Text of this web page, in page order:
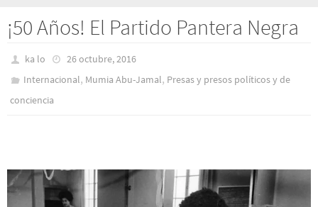
¡50 Años! El Partido Pantera Negra
ka lo
26 octubre, 2016
Internacional, Mumia Abu-Jamal, Presas y presos polí­ticos y de
conciencia